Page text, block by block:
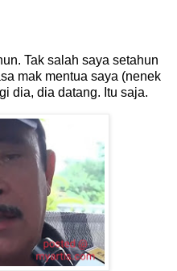
Tak salah saya setahun
mak mentua saya (nenek
dia, dia datang. Itu saja.